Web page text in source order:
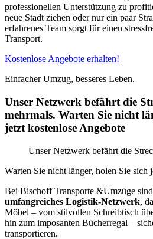
professionellen Unterstützung zu
neue Stadt ziehen oder nur ein paar
erfahrenes Team sorgt für einen
Transport.
Kostenlose Angebote erhalten!
Einfacher Umzug, besseres Leben.
Unser Netzwerk befährt die
mehrmals. Warten Sie nicht
jetzt kostenlose Angebote
Unser Netzwerk befährt die
Warten Sie nicht länger, holen Sie sich
Bei Bischoff Transporte &Umzüge
umfangreiches Logistik-Netzwerk,
Möbel – vom stilvollen Schreibtisch
hin zum imposanten Bücherregal –
transportieren.